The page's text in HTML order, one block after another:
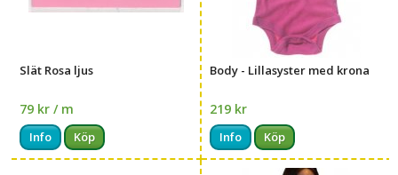
Slät Rosa ljus
79 kr / m
Info Köp
Body - Lillasyster med krona
219 kr
Info Köp